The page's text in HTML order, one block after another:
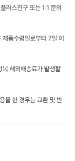
러스친구 또는 1:1 문의
품수령일로부터 7일 이
해외배송료가 발생할
을 한 경우는 교환 및 반